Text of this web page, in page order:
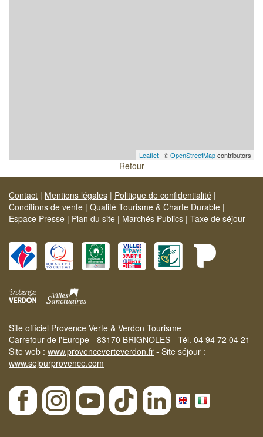
Leaflet | ©OpenStreetMapcontributors
Retour
Contact | Mentions légales | Politique de confidentialité |
Conditions de vente | Qualité Tourisme & Charte Durable |
Espace Presse | Plan du site | Marchés Publics | Taxe de séjour
Site officiel Provence Verte & Verdon Tourisme
Carrefour de l'Europe - 83170 BRIGNOLES - Tél. 04 94 72 04 21
Site web : www.provenceverteverdon.fr - Site séjour :
www.sejourprovence.com